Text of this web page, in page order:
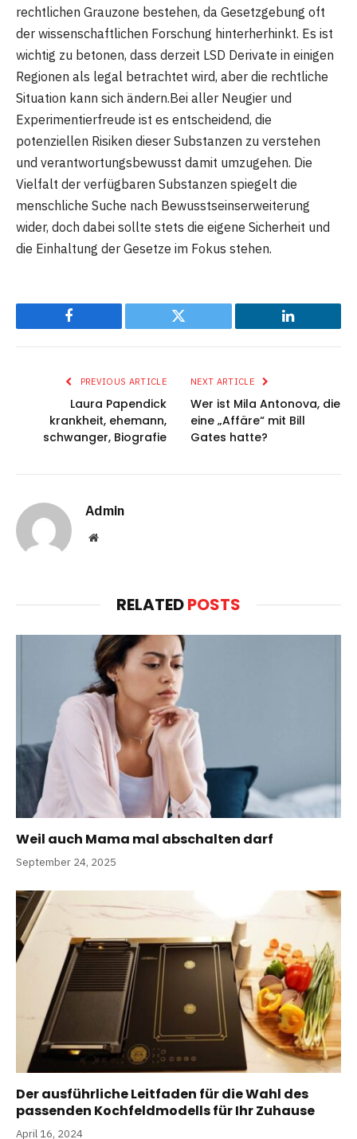
rechtlichen Grauzone bestehen, da Gesetzgebung oft
der wissenschaftlichen Forschung hinterherhinkt. Es ist
wichtig zu betonen, dass derzeit LSD Derivate in einigen
Regionen als legal betrachtet wird, aber die rechtliche
Situation kann sich ändern.Bei aller Neugier und
Experimentierfreude ist es entscheidend, die
potenziellen Risiken dieser Substanzen zu verstehen
und verantwortungsbewusst damit umzugehen. Die
Vielfalt der verfügbaren Substanzen spiegelt die
menschliche Suche nach Bewusstseinserweiterung
wider, doch dabei sollte stets die eigene Sicherheit und
die Einhaltung der Gesetze im Fokus stehen.
Facebook Twitter LinkedIn
PREVIOUS ARTICLE
Laura Papendick
krankheit, ehemann,
schwanger, Biografie
NEXT ARTICLE
Wer ist Mila Antonova, die
eine „Affäre“ mit Bill
Gates hatte?
Admin
Website
RELATEDPOSTS
Weil auch Mama mal abschalten darf
September 24, 2025
Der ausführliche Leitfaden für die Wahl des
passenden Kochfeldmodells für Ihr Zuhause
April 16, 2024